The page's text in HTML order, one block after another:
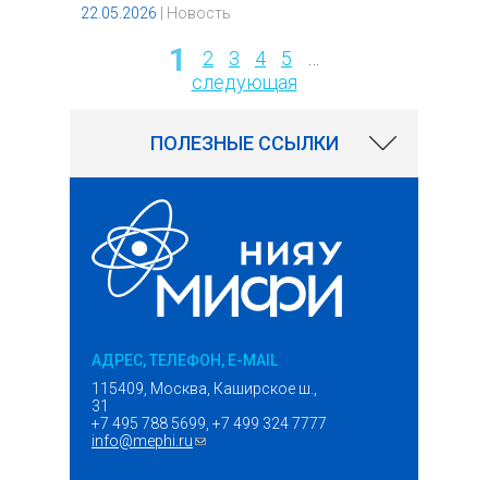
22.05.2026 Новость
Страницы
1 2 3 4 5
следующая
ПОЛЕЗНЫЕ ССЫЛКИ
АДРЕС, ТЕЛЕФОН, E-MAIL
115409, Москва, Каширское ш.,
31
+7 495 788 5699, +7 499 324 7777
info@mephi.ru(ссылка для отправки email)